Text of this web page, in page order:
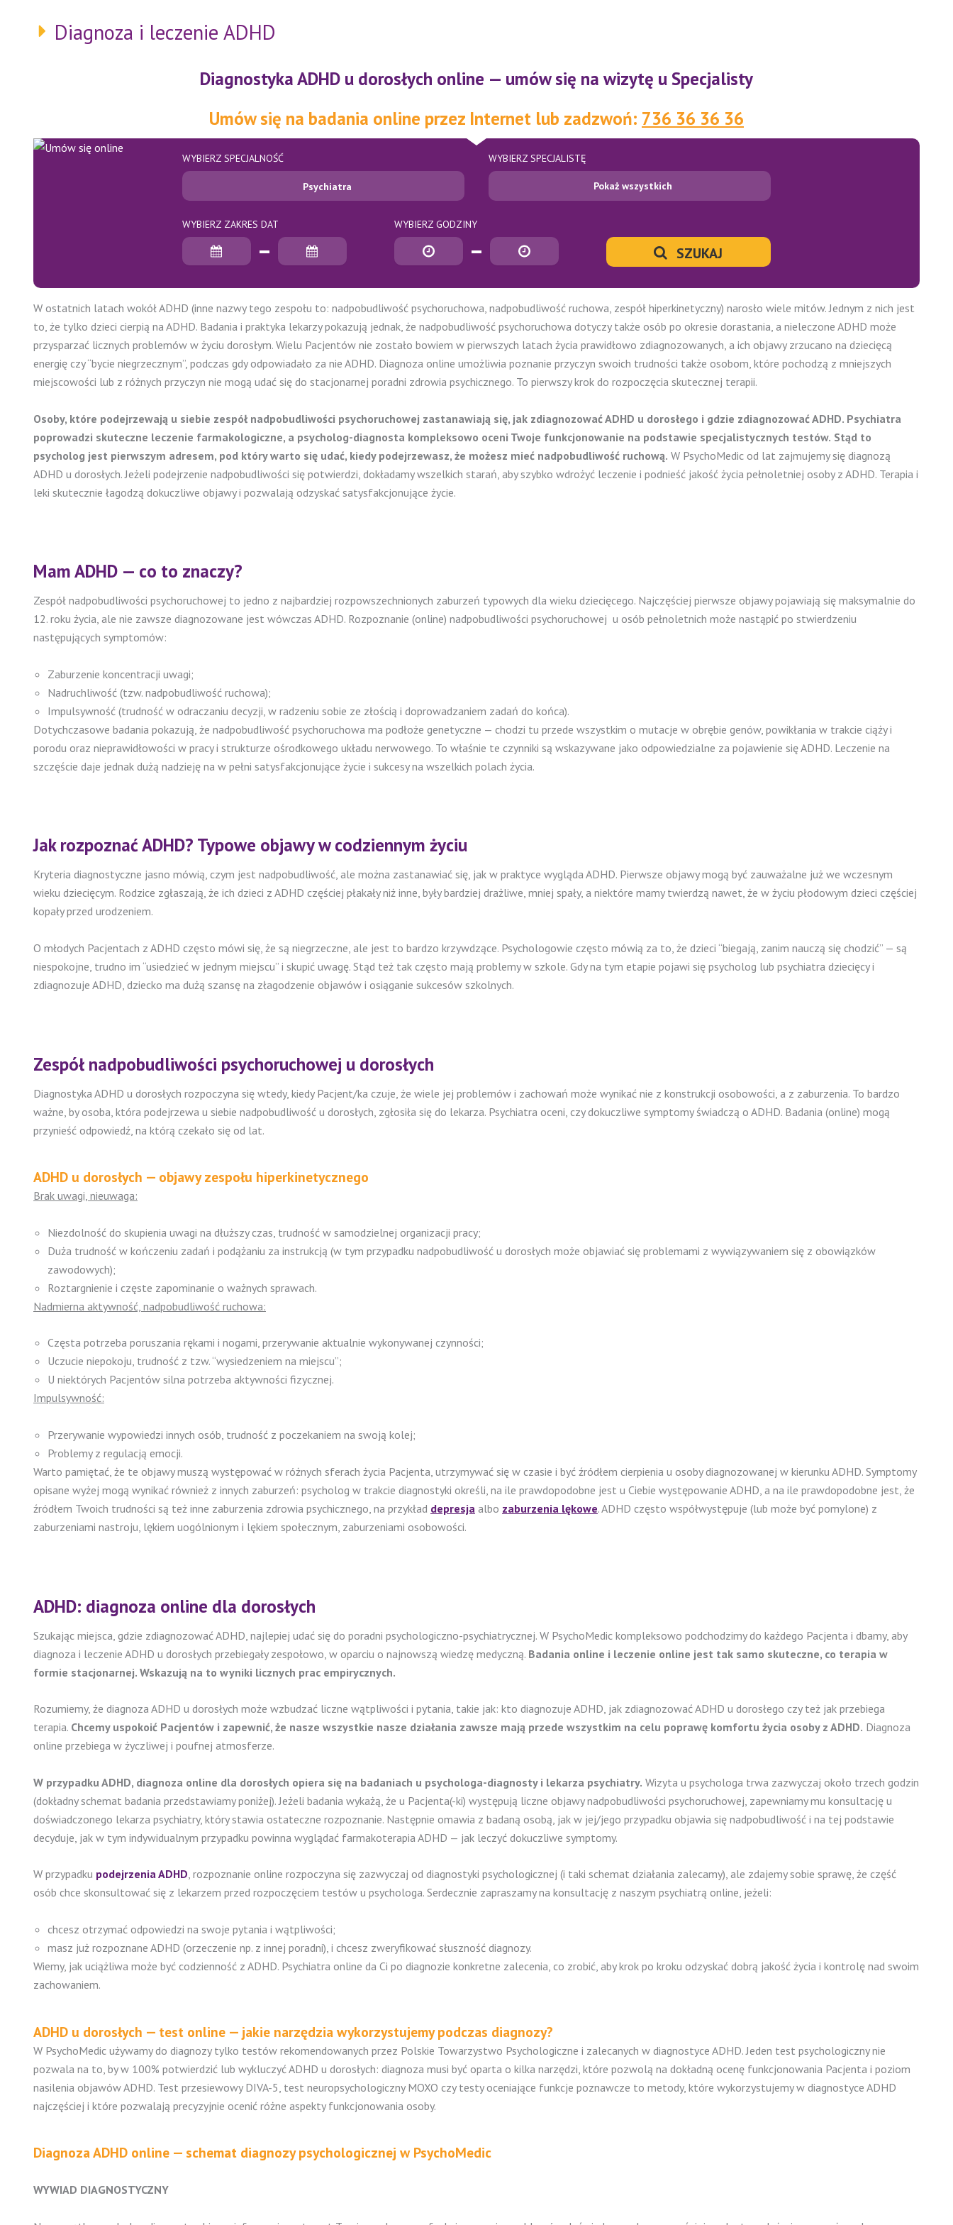
Diagnoza i leczenie ADHD
Diagnostyka ADHD u dorosłych online — umów się na wizytę u Specjalisty
Umów się na badania online przez Internet lub zadzwoń: 736 36 36 36
WYBIERZ SPECJALNOŚĆ
Psychiatra
WYBIERZ SPECJALISTĘ
Pokaż wszystkich
WYBIERZ ZAKRES DAT
Data rozpoczęcia
Data zakończenia
WYBIERZ GODZINY
Godzina rozpoczęcia
Godzina zakończenia SZUKAJ
W ostatnich latach wokół ADHD (inne nazwy tego zespołu to: nadpobudliwość psychoruchowa, nadpobudliwość ruchowa, zespół hiperkinetyczny) narosło wiele mitów. Jednym z nich jest
to, że tylko dzieci cierpią na ADHD. Badania i praktyka lekarzy pokazują jednak, że nadpobudliwość psychoruchowa dotyczy także osób po okresie dorastania, a nieleczone ADHD może
przysparzać licznych problemów w życiu dorosłym. Wielu Pacjentów nie zostało bowiem w pierwszych latach życia prawidłowo zdiagnozowanych, a ich objawy zrzucano na dziecięcą
energię czy “bycie niegrzecznym”, podczas gdy odpowiadało za nie ADHD. Diagnoza online umożliwia poznanie przyczyn swoich trudności także osobom, które pochodzą z mniejszych
miejscowości lub z różnych przyczyn nie mogą udać się do stacjonarnej poradni zdrowia psychicznego. To pierwszy krok do rozpoczęcia skutecznej terapii.
Osoby, które podejrzewają u siebie zespół nadpobudliwości psychoruchowej zastanawiają się, jak zdiagnozować ADHD u dorosłego i gdzie zdiagnozować ADHD. Psychiatra
poprowadzi skuteczne leczenie farmakologiczne, a psycholog-diagnosta kompleksowo oceni Twoje funkcjonowanie na podstawie specjalistycznych testów. Stąd to
psycholog jest pierwszym adresem, pod który warto się udać, kiedy podejrzewasz, że możesz mieć nadpobudliwość ruchową. W PsychoMedic od lat zajmujemy się diagnozą
ADHD u dorosłych. Jeżeli podejrzenie nadpobudliwości się potwierdzi, dokładamy wszelkich starań, aby szybko wdrożyć leczenie i podnieść jakość życia pełnoletniej osoby z ADHD. Terapia i
leki skutecznie łagodzą dokuczliwe objawy i pozwalają odzyskać satysfakcjonujące życie.
Mam ADHD — co to znaczy?
Zespół nadpobudliwości psychoruchowej to jedno z najbardziej rozpowszechnionych zaburzeń typowych dla wieku dziecięcego. Najczęściej pierwsze objawy pojawiają się maksymalnie do
12. roku życia, ale nie zawsze diagnozowane jest wówczas ADHD. Rozpoznanie (online) nadpobudliwości psychoruchowej u osób pełnoletnich może nastąpić po stwierdzeniu
następujących symptomów:
Zaburzenie koncentracji uwagi;
Nadruchliwość (tzw. nadpobudliwość ruchowa);
Impulsywność (trudność w odraczaniu decyzji, w radzeniu sobie ze złością i doprowadzaniem zadań do końca).
Dotychczasowe badania pokazują, że nadpobudliwość psychoruchowa ma podłoże genetyczne — chodzi tu przede wszystkim o mutacje w obrębie genów, powikłania w trakcie ciąży i
porodu oraz nieprawidłowości w pracy i strukturze ośrodkowego układu nerwowego. To właśnie te czynniki są wskazywane jako odpowiedzialne za pojawienie się ADHD. Leczenie na
szczęście daje jednak dużą nadzieję na w pełni satysfakcjonujące życie i sukcesy na wszelkich polach życia.
Jak rozpoznać ADHD? Typowe objawy w codziennym życiu
Kryteria diagnostyczne jasno mówią, czym jest nadpobudliwość, ale można zastanawiać się, jak w praktyce wygląda ADHD. Pierwsze objawy mogą być zauważalne już we wczesnym
wieku dziecięcym. Rodzice zgłaszają, że ich dzieci z ADHD częściej płakały niż inne, były bardziej drażliwe, mniej spały, a niektóre mamy twierdzą nawet, że w życiu płodowym dzieci częściej
kopały przed urodzeniem.
O młodych Pacjentach z ADHD często mówi się, że są niegrzeczne, ale jest to bardzo krzywdzące. Psychologowie często mówią za to, że dzieci “biegają, zanim nauczą się chodzić” — są
niespokojne, trudno im “usiedzieć w jednym miejscu” i skupić uwagę. Stąd też tak często mają problemy w szkole. Gdy na tym etapie pojawi się psycholog lub psychiatra dziecięcy i
zdiagnozuje ADHD, dziecko ma dużą szansę na złagodzenie objawów i osiąganie sukcesów szkolnych.
Zespół nadpobudliwości psychoruchowej u dorosłych
Diagnostyka ADHD u dorosłych rozpoczyna się wtedy, kiedy Pacjent/ka czuje, że wiele jej problemów i zachowań może wynikać nie z konstrukcji osobowości, a z zaburzenia. To bardzo
ważne, by osoba, która podejrzewa u siebie nadpobudliwość u dorosłych, zgłosiła się do lekarza. Psychiatra oceni, czy dokuczliwe symptomy świadczą o ADHD. Badania (online) mogą
przynieść odpowiedź, na którą czekało się od lat.
ADHD u dorosłych — objawy zespołu hiperkinetycznego
Brak uwagi, nieuwaga:
Niezdolność do skupienia uwagi na dłuższy czas, trudność w samodzielnej organizacji pracy;
Duża trudność w kończeniu zadań i podążaniu za instrukcją (w tym przypadku nadpobudliwość u dorosłych może objawiać się problemami z wywiązywaniem się z obowiązków
zawodowych);
Roztargnienie i częste zapominanie o ważnych sprawach.
Nadmierna aktywność, nadpobudliwość ruchowa:
Częsta potrzeba poruszania rękami i nogami, przerywanie aktualnie wykonywanej czynności;
Uczucie niepokoju, trudność z tzw. “wysiedzeniem na miejscu”;
U niektórych Pacjentów silna potrzeba aktywności fizycznej.
Impulsywność:
Przerywanie wypowiedzi innych osób, trudność z poczekaniem na swoją kolej;
Problemy z regulacją emocji.
Warto pamiętać, że te objawy muszą występować w różnych sferach życia Pacjenta, utrzymywać się w czasie i być źródłem cierpienia u osoby diagnozowanej w kierunku ADHD. Symptomy
opisane wyżej mogą wynikać również z innych zaburzeń: psycholog w trakcie diagnostyki określi, na ile prawdopodobne jest u Ciebie występowanie ADHD, a na ile prawdopodobne jest, że
źródłem Twoich trudności są też inne zaburzenia zdrowia psychicznego, na przykład depresja albo zaburzenia lękowe.ADHD często współwystępuje (lub może być pomylone) z
zaburzeniami nastroju, lękiem uogólnionym i lękiem społecznym, zaburzeniami osobowości.
ADHD: diagnoza online dla dorosłych
Szukając miejsca, gdzie zdiagnozować ADHD, najlepiej udać się do poradni psychologiczno-psychiatrycznej. W PsychoMedic kompleksowo podchodzimy do każdego Pacjenta i dbamy, aby
diagnoza i leczenie ADHD u dorosłych przebiegały zespołowo, w oparciu o najnowszą wiedzę medyczną. Badania online i leczenie online jest tak samo skuteczne, co terapia w
formie stacjonarnej. Wskazują na to wyniki licznych prac empirycznych.
Rozumiemy, że diagnoza ADHD u dorosłych może wzbudzać liczne wątpliwości i pytania, takie jak: kto diagnozuje ADHD, jak zdiagnozować ADHD u dorosłego czy też jak przebiega
terapia. Chcemy uspokoić Pacjentów i zapewnić, że nasze wszystkie nasze działania zawsze mają przede wszystkim na celu poprawę komfortu życia osoby z ADHD. Diagnoza
online przebiega w życzliwej i poufnej atmosferze.
W przypadku ADHD, diagnoza online dla dorosłych opiera się na badaniach u psychologa-diagnosty i lekarza psychiatry. Wizyta u psychologa trwa zazwyczaj około trzech godzin
(dokładny schemat badania przedstawiamy poniżej). Jeżeli badania wykażą, że u Pacjenta(-ki) występują liczne objawy nadpobudliwości psychoruchowej, zapewniamy mu konsultację u
doświadczonego lekarza psychiatry, który stawia ostateczne rozpoznanie. Następnie omawia z badaną osobą, jak w jej/jego przypadku objawia się nadpobudliwość i na tej podstawie
decyduje, jak w tym indywidualnym przypadku powinna wyglądać farmakoterapia ADHD — jak leczyć dokuczliwe symptomy.
W przypadku podejrzenia ADHD, rozpoznanie online rozpoczyna się zazwyczaj od diagnostyki psychologicznej (i taki schemat działania zalecamy), ale zdajemy sobie sprawę, że część
osób chce skonsultować się z lekarzem przed rozpoczęciem testów u psychologa. Serdecznie zapraszamy na konsultację z naszym psychiatrą online, jeżeli:
chcesz otrzymać odpowiedzi na swoje pytania i wątpliwości;
masz już rozpoznane ADHD (orzeczenie np. z innej poradni), i chcesz zweryfikować słuszność diagnozy.
Wiemy, jak uciążliwa może być codzienność z ADHD. Psychiatra online da Ci po diagnozie konkretne zalecenia, co zrobić, aby krok po kroku odzyskać dobrą jakość życia i kontrolę nad swoim
zachowaniem.
ADHD u dorosłych — test online — jakie narzędzia wykorzystujemy podczas diagnozy?
W PsychoMedic używamy do diagnozy tylko testów rekomendowanych przez Polskie Towarzystwo Psychologiczne i zalecanych w diagnostyce ADHD. Jeden test psychologiczny nie
pozwala na to, by w 100% potwierdzić lub wykluczyć ADHD u dorosłych: diagnoza musi być oparta o kilka narzędzi, które pozwolą na dokładną ocenę funkcjonowania Pacjenta i poziom
nasilenia objawów ADHD. Test przesiewowy DIVA-5, test neuropsychologiczny MOXO czy testy oceniające funkcje poznawcze to metody, które wykorzystujemy w diagnostyce ADHD
najczęściej i które pozwalają precyzyjnie ocenić różne aspekty funkcjonowania osoby.
Diagnoza ADHD online — schemat diagnozy psychologicznej w PsychoMedic
WYWIAD DIAGNOSTYCZNY